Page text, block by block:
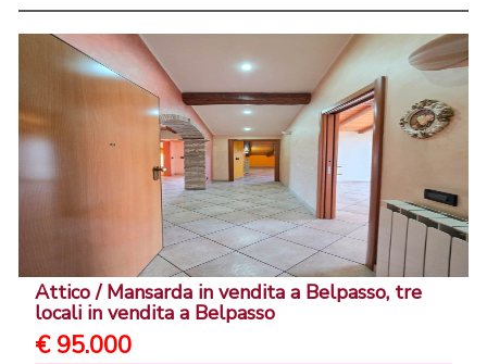
Attico / Mansarda in vendita a Belpasso, tre
locali in vendita a Belpasso
€ 95.000